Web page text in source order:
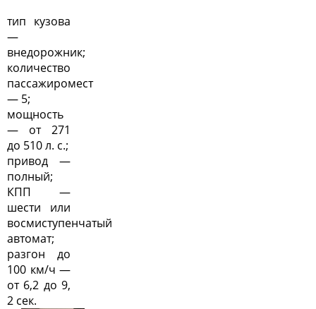
тип кузова
—
внедорожник;
количество
пассажиромест
— 5;
мощность
— от 271
до 510 л. с.;
привод —
полный;
КПП —
шести или
восмиступенчатый
автомат;
разгон до
100 км/ч —
от 6,2 до 9,
2 сек.